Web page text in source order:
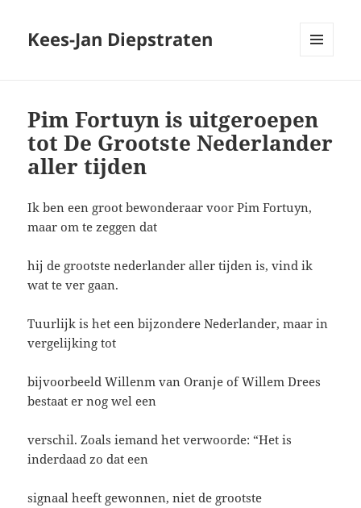
Kees-Jan Diepstraten
Pim Fortuyn is uitgeroepen
tot De Grootste Nederlander
aller tijden
Ik ben een groot bewonderaar voor Pim Fortuyn,
maar om te zeggen dat
hij de grootste nederlander aller tijden is, vind ik
wat te ver gaan.
Tuurlijk is het een bijzondere Nederlander, maar in
vergelijking tot
bijvoorbeeld Willenm van Oranje of Willem Drees
bestaat er nog wel een
verschil. Zoals iemand het verwoorde: “Het is
inderdaad zo dat een
signaal heeft gewonnen, niet de grootste